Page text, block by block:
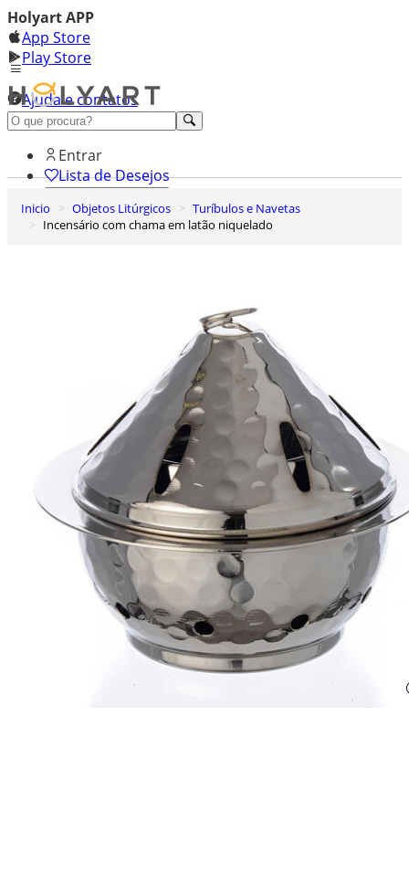
Holyart APP
App Store
Play Store
Ajuda e contatos
Conheça premium
Entrar
Lista de Desejos
0
Carrinho de Compras
Inicio Objetos Litúrgicos
Turíbulos e Navetas
Incensário com chama em latão niquelado